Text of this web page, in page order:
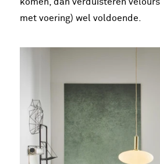
met voering) wel voldoende.